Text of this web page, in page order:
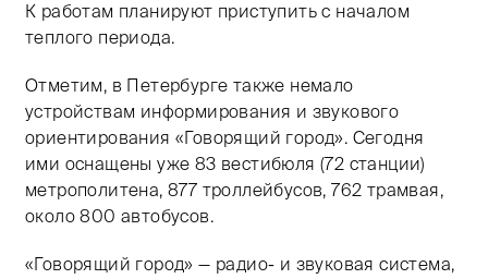
К работам планируют приступить с началом
теплого периода.
Отметим, в Петербурге также немало
устройствам информирования и звукового
ориентирования «Говорящий город». Сегодня
ими оснащены уже 83 вестибюля (72 станции)
метрополитена, 877 троллейбусов, 762 трамвая,
около 800 автобусов.
«Говорящий город» — радио- и звуковая система,